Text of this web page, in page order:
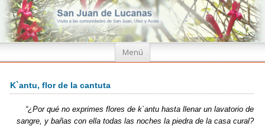
Menú
Ir
K`antu, flor de la cantuta
“¿Por qué no exprimes flores de k`antu hasta llenar un lavatorio de
sangre, y bañas con ella todas las noches la piedra de la casa cural?